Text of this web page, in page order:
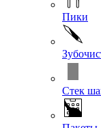
Пики
Стек